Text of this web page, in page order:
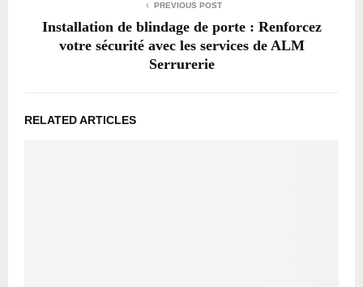
PREVIOUS POST
Installation de blindage de porte : Renforcez
votre sécurité avec les services de ALM
Serrurerie
RELATED ARTICLES